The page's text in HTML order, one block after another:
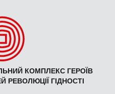
КОМПЛЕКС ГЕРОЇВ
РЕВОЛЮЦІЇ ГІДНОСТІ